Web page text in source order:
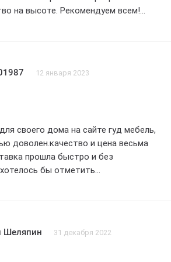
на высоте. Рекомендуем всем!
12 января 2023
своего дома на сайте гуд мебель,
доволен.качество и цена весьма
прошла быстро и без
бы отметить
до мелочей.буду
своим друзьям и знакомым, и
приобрету здесь мебель в
Шеляпин 31 декабря 2022